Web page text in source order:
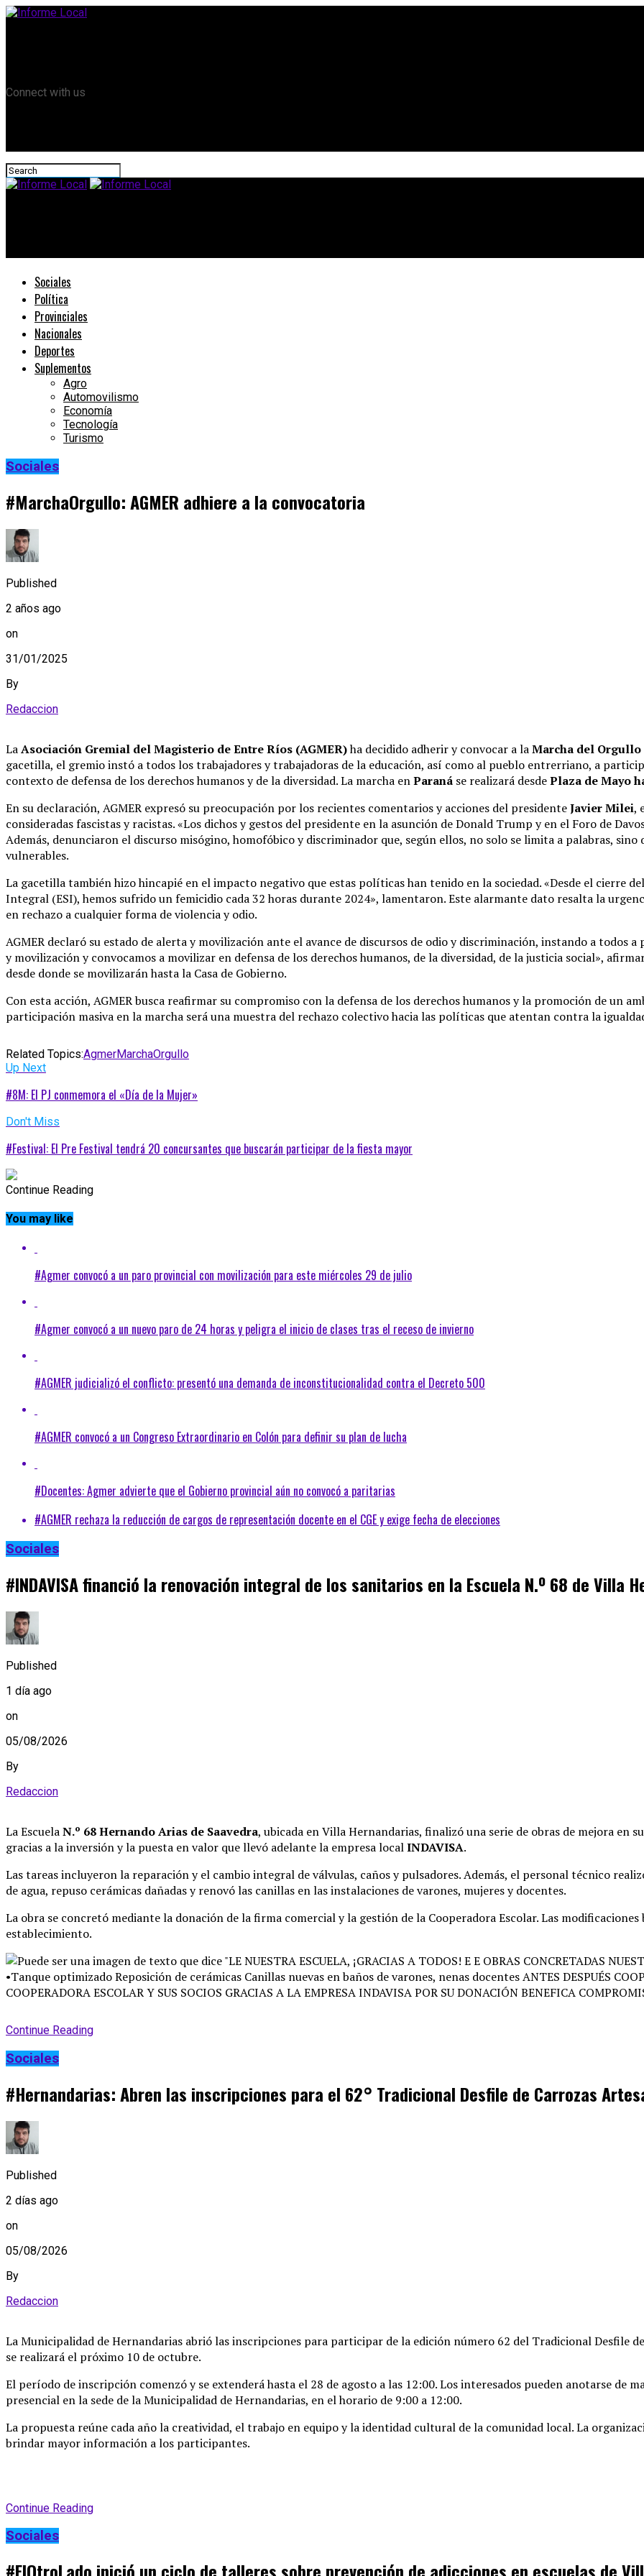
Connect with us
Sociales
Política
Provinciales
Nacionales
Deportes
Suplementos
Agro
Automovilismo
Economía
Tecnología
Turismo
Sociales
#MarchaOrgullo: AGMER adhiere a la convocatoria
Published
2 años ago
on
31/01/2025
By
Redaccion
LaAsociación Gremial del Magisterio de Entre Ríos (AGMER)ha decidido adherir y convocar a laMarcha del Orgullo
gacetilla, el gremio instó a todos los trabajadores y trabajadoras de la educación, así como al pueblo entrerriano, a
contexto de defensa de los derechos humanos y de la diversidad. La marcha enParaná se realizará desdePlaza de Mayo
En su declaración, AGMER expresó su preocupación por los recientes comentarios y acciones del presidenteJavier Milei,
consideradas fascistas y racistas. «Los dichos y gestos del presidente en la asunción de Donald Trump y en el Foro de
Además, denunciaron el discurso misógino, homofóbico y discriminador que, según ellos, no solo se limita a palabras,
vulnerables.
La gacetilla también hizo hincapié en el impacto negativo que estas políticas han tenido en la sociedad. «Desde el cierre
Integral (ESI), hemos sufrido un femicidio cada 32 horas durante 2024», lamentaron. Este alarmante dato resalta la
en rechazo a cualquier forma de violencia y odio.
AGMER declaró su estado de alerta y movilización ante el avance de discursos de odio y discriminación, instando a todos
y movilización y convocamos a movilizar en defensa de los derechos humanos, de la diversidad, de la justicia social»,
desde donde se movilizarán hasta la Casa de Gobierno.
Con esta acción, AGMER busca reafirmar su compromiso con la defensa de los derechos humanos y la promoción de un
participación masiva en la marcha será una muestra del rechazo colectivo hacia las políticas que atentan contra la
Related Topics:AgmerMarchaOrgullo
Up Next
#8M: El PJ conmemora el «Día de la Mujer»
Don't Miss
#Festival: El Pre Festival tendrá 20 concursantes que buscarán participar de la fiesta mayor
Continue Reading
You may like
#Agmer convocó a un paro provincial con movilización para este miércoles 29 de julio
#Agmer convocó a un nuevo paro de 24 horas y peligra el inicio de clases tras el receso de invierno
#AGMER judicializó el conflicto: presentó una demanda de inconstitucionalidad contra el Decreto 500
#AGMER convocó a un Congreso Extraordinario en Colón para definir su plan de lucha
#Docentes: Agmer advierte que el Gobierno provincial aún no convocó a paritarias
#AGMER rechaza la reducción de cargos de representación docente en el CGE y exige fecha de elecciones
Sociales
#INDAVISA financió la renovación integral de los sanitarios en la Escuela N.º 68 de Villa
Published
1 día ago
on
05/08/2026
By
Redaccion
La EscuelaN.º 68 Hernando Arias de Saavedra, ubicada en Villa Hernandarias, finalizó una serie de obras de mejora en
gracias a la inversión y la puesta en valor que llevó adelante la empresa localINDAVISA.
Las tareas incluyeron la reparación y el cambio integral de válvulas, caños y pulsadores. Además, el personal técnico
de agua, repuso cerámicas dañadas y renovó las canillas en las instalaciones de varones, mujeres y docentes.
La obra se concretó mediante la donación de la firma comercial y la gestión de la Cooperadora Escolar. Las
establecimiento.
Continue Reading
Sociales
#Hernandarias: Abren las inscripciones para el 62° Tradicional Desfile de Carrozas
Published
2 días ago
on
05/08/2026
By
Redaccion
La Municipalidad de Hernandarias abrió las inscripciones para participar de la edición número 62 del Tradicional Desfile
se realizará el próximo 10 de octubre.
El período de inscripción comenzó y se extenderá hasta el 28 de agosto a las 12:00. Los interesados pueden anotarse de
presencial en la sede de la Municipalidad de Hernandarias, en el horario de 9:00 a 12:00.
La propuesta reúne cada año la creatividad, el trabajo en equipo y la identidad cultural de la comunidad local. La
brindar mayor información a los participantes.
Continue Reading
Sociales